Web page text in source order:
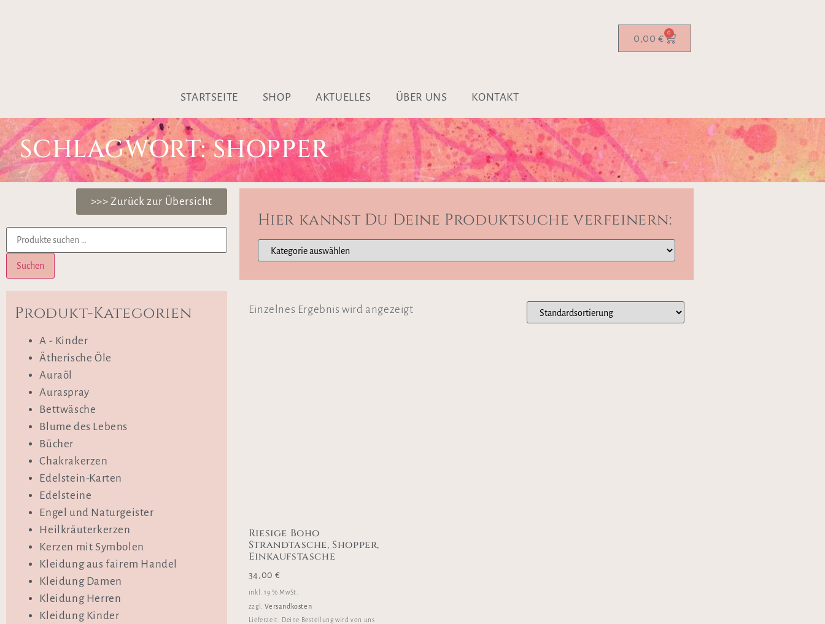
0,00 € 0
STARTSEITE SHOP AKTUELLES ÜBER UNS KONTAKT
SCHLAGWORT: SHOPPER
>>> Zurück zur Übersicht
Suchen
Produkt-Kategorien
A - Kinder
Ätherische Öle
Auraöl
Auraspray
Bettwäsche
Blume des Lebens
Bücher
Chakrakerzen
Edelstein-Karten
Edelsteine
Engel und Naturgeister
Heilkräuterkerzen
Kerzen mit Symbolen
Kleidung aus fairem Handel
Kleidung Damen
Kleidung Herren
Kleidung Kinder
Hier kannst Du Deine Produktsuche verfeinern:
Einzelnes Ergebnis wird angezeigt
Riesige Boho
Strandtasche, Shopper,
Einkaufstasche
34,00€
inkl. 19 % MwSt.
zzgl.Versandkosten
Lieferzeit: Deine Bestellung wird von uns